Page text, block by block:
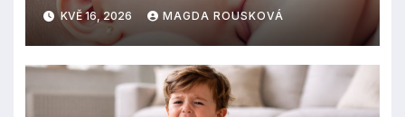
KVĚ 16, 2026 MAGDA ROUSKOVÁ